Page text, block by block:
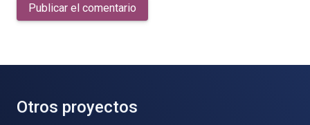
Publicar el comentario
Otros proyectos